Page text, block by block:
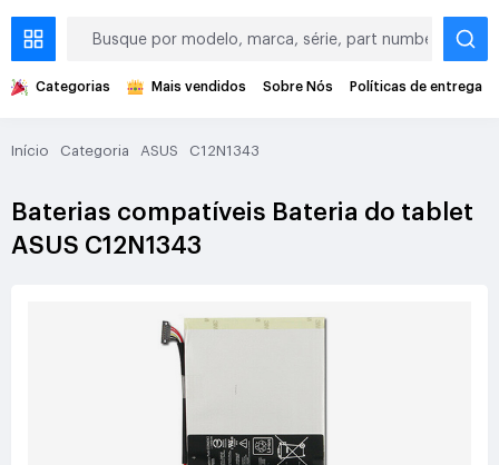
Categorias Mais vendidos Sobre Nós Políticas de entrega
Início Categoria ASUS C12N1343
Baterias compatíveis Bateria do tablet
ASUS C12N1343